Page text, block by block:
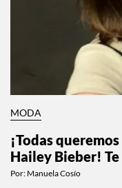
MODA
¡Todas
Hailey Bieber!
Por: Manuela Cosío